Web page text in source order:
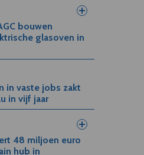
bouwen
glasoven in
in vaste jobs zakt
in vijf jaar
48 miljoen euro
hub in